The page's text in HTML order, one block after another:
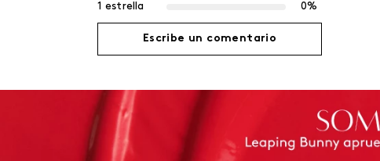
1 estrella
0%
Escribe un comentario
Agregar comentario
Título